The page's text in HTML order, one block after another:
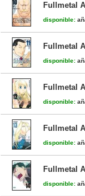
Fullmetal
disponible:
Fullmetal
disponible:
Fullmetal
disponible:
Fullmetal
disponible:
Fullmetal
disponible: